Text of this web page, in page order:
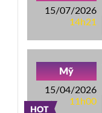
15/07/2026
14h21
HOT
Mỹ
15/04/2026
11h00